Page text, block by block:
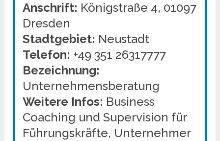
Anschrift: Königstraße 4, 01097
Dresden
Stadtgebiet: Neustadt
Telefon: +49 351 26317777
Bezeichnung:
Unternehmensberatung
Weitere Infos: Business
Coaching und Supervision für
Führungskräfte, Unternehmer